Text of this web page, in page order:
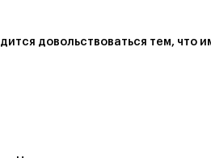
довольствоваться тем, что